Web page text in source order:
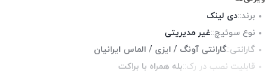
برند::دی لینک
نوع سوئیچ::غیر مدیریتی
گارانتی::گارانتی آونگ / ایزی / الماس ایرانیان
قابلیت نصب در رک::بله همراه با براکت